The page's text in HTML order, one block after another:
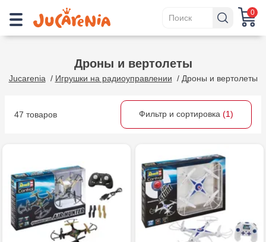
0
Дроны и вертолеты
Jucarenia / Игрушки на радиоуправлении / Дроны и вертолеты
47 товаров Фильтр и сортировка (1)